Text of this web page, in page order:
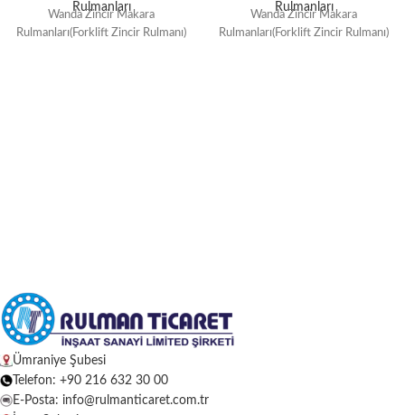
Rulmanları
Wanda Zincir Makara
Rulmanları(Forklift Zincir Rulmanı)
Rulmanları
Wanda Zincir Makara
Rulmanları(Forklift Zincir Rulmanı)
Ümraniye Şubesi
Telefon: +90 216 632 30 00
E-Posta: info@rulmanticaret.com.tr